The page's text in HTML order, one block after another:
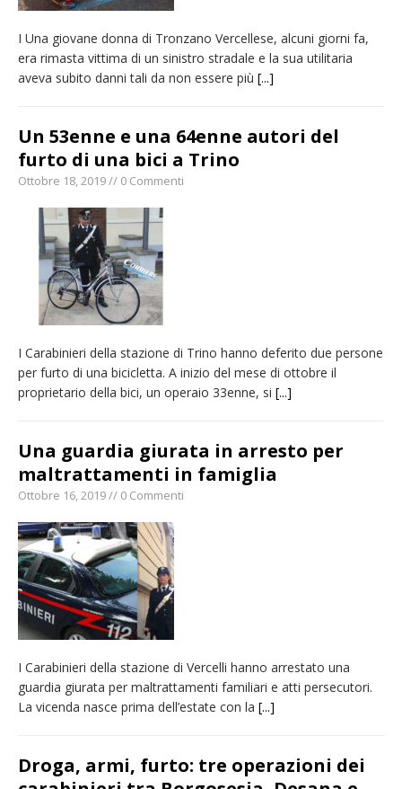
I Una giovane donna di Tronzano Vercellese, alcuni giorni fa,
era rimasta vittima di un sinistro stradale e la sua utilitaria
aveva subito danni tali da non essere più [...]
Un 53enne e una 64enne autori del
furto di una bici a Trino
Ottobre 18, 2019 // 0 Commenti
I Carabinieri della stazione di Trino hanno deferito due persone
per furto di una bicicletta. A inizio del mese di ottobre il
proprietario della bici, un operaio 33enne, si [...]
Una guardia giurata in arresto per
maltrattamenti in famiglia
Ottobre 16, 2019 // 0 Commenti
I Carabinieri della stazione di Vercelli hanno arrestato una
guardia giurata per maltrattamenti familiari e atti persecutori.
La vicenda nasce prima dell’estate con la [...]
Droga, armi, furto: tre operazioni dei